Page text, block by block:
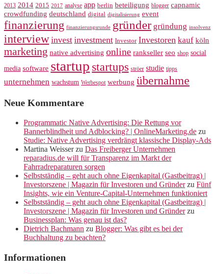
2013 2014 2015 2017 analyse app berlin beteiligung blogger capnamic
crowdfunding deutschland digital digitalisierung event
finanzierung finanzierungsrunde gründer gründung insolvenz
interview invest investment Investor Investoren kauf köln
marketing native advertising online rankseller seo shop social
media software startup startups ströer studie tipps
unternehmen wachstum Werbespot werbung übernahme
Neue Kommentare
Programmatic Native Advertising: Die Rettung vor
Bannerblindheit und Adblocking? | OnlineMarketing.de zu
Studie: Native Advertising verdrängt klassische Display-Ads
Martina Weisserzu Das Freiberger Unternehmen
reparadius.de will für Transparenz im Markt der
Fahrradreparaturen sorgen
Selbstständig – geht auch ohne Eigenkapital (Gastbeitrag) |
Investorszene | Magazin für Investoren und Gründerzu Fünf
Insights, wie ein Venture-Capital-Unternehmen funktioniert
Selbstständig – geht auch ohne Eigenkapital (Gastbeitrag) |
Investorszene | Magazin für Investoren und Gründerzu
Businessplan: Was genau ist das?
Dietrich Bachmann zu Blogger: Was gibt es bei der
Buchhaltung zu beachten?
Informationen